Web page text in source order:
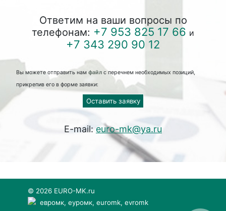
Ответим на ваши вопросы по
телефонам: +7 953 825 17 66 и
+7 343 290 90 12
Вы можете отправить нам файлс перечнем необходимых позиций,
прикрепив его в форме заявки:
Оставить заявку
E-mail: euro-mk@ya.ru
© 2026 EURO-MK.ru
евромк, еуромк, euromk, evromk